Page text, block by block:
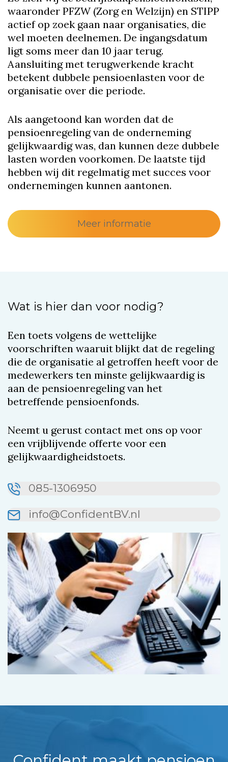
waaronder PFZW (Zorg en Welzijn) en STIPP
actief op zoek gaan naar organisaties, die
wel moeten deelnemen. De ingangsdatum
ligt soms meer dan 10 jaar terug.
Aansluiting met terugwerkende kracht
betekent dubbele pensioenlasten voor de
organisatie over die periode.
Als aangetoond kan worden dat de
pensioenregeling van de onderneming
gelijkwaardig was, dan kunnen deze dubbele
lasten worden voorkomen. De laatste tijd
hebben wij dit regelmatig met succes voor
ondernemingen kunnen aantonen.
Meer informatie
Wat is hier dan voor nodig?
Een toets volgens de wettelijke
voorschriften waaruit blijkt dat de regeling
die de organisatie al getroffen heeft voor de
medewerkers ten minste gelijkwaardig is
aan de pensioenregeling van het
betreffende pensioenfonds.
Neemt u gerust contact met ons op voor
een vrijblijvende offerte voor een
gelijkwaardigheidstoets.
085-1306950
info@ConfidentBV.nl